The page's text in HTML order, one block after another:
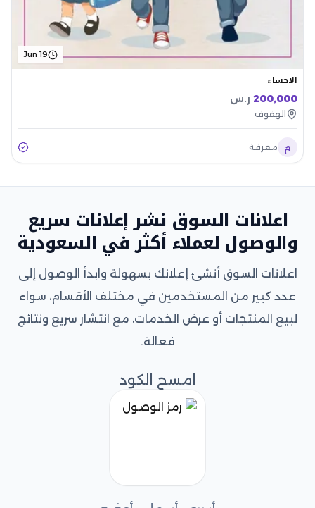
Jun 19
الاحساء
200,000 ر.س
الهفوف
م معرفة
اعلانات السوق نشر إعلانات سريع
والوصول لعملاء أكثر في السعودية
اعلانات السوق أنشئ إعلانك بسهولة وابدأ الوصول إلى
عدد كبير من المستخدمين في مختلف الأقسام، سواء
لبيع المنتجات أو عرض الخدمات، مع انتشار سريع ونتائج
فعالة.
امسح الكود